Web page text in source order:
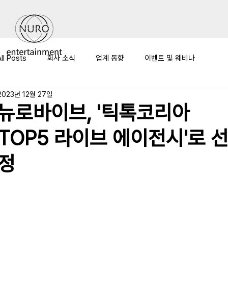
Posts 회사 소식 업계 동향 이벤트 및 웨비나
미디어 커버리지
로바이브, '틱톡코리아
라이브 에이전시'로
년 12월 27일